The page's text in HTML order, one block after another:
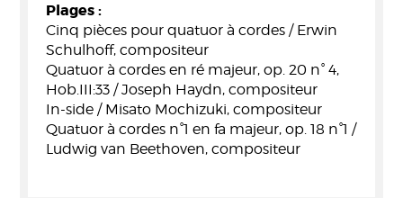
Plages :
Cinq pièces pour quatuor à cordes / Erwin
Schulhoff, compositeur
Quatuor à cordes en ré majeur, op. 20 n° 4,
Hob.III:33 / Joseph Haydn, compositeur
In-side / Misato Mochizuki, compositeur
Quatuor à cordes n°1 en fa majeur, op. 18 n°1 /
Ludwig van Beethoven, compositeur